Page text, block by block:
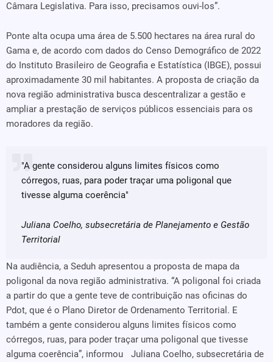
Câmara Legislativa. Para isso, precisamos ouvi-los”.
Ponte alta ocupa uma área de 5.500 hectares na área rural do
Gama e, de acordo com dados do Censo Demográfico de 2022
do Instituto Brasileiro de Geografia e Estatística (IBGE), possui
aproximadamente 30 mil habitantes. A proposta de criação da
nova região administrativa busca descentralizar a gestão e
ampliar a prestação de serviços públicos essenciais para os
moradores da região.
"A gente considerou alguns limites físicos como
córregos, ruas, para poder traçar uma poligonal que
tivesse alguma coerência"
Juliana Coelho, subsecretária de Planejamento e Gestão
Territorial
Na audiência, a Seduh apresentou a proposta de mapa da
poligonal da nova região administrativa. “A poligonal foi criada
a partir do que a gente teve de contribuição nas oficinas do
Pdot, que é o Plano Diretor de Ordenamento Territorial. E
também a gente considerou alguns limites físicos como
córregos, ruas, para poder traçar uma poligonal que tivesse
alguma coerência”, informou Juliana Coelho, subsecretária de